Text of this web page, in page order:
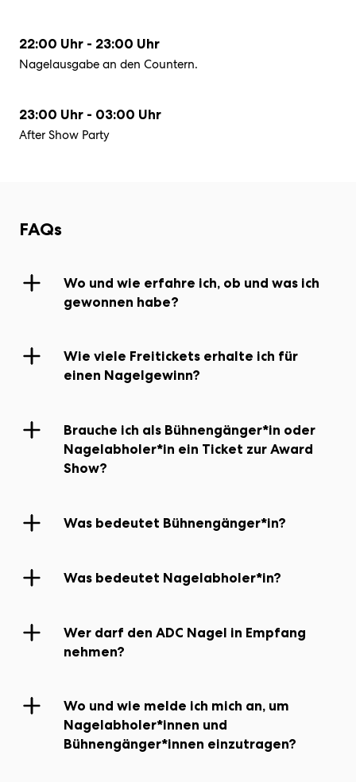
22:00 Uhr - 23:00 Uhr
Nagelausgabe an den Countern.
23:00 Uhr - 03:00 Uhr
After Show Party
FAQs
Wo und wie erfahre ich, ob und was ich
gewonnen habe?
Wie viele Freitickets erhalte ich für
einen Nagelgewinn?
ein Freiticket
Award
Show Tag
Teilnahmeplattform
Brauche ich als Bühnengänger*in oder
Nagelabholer*in ein Ticket zur Award
Show?
Was bedeutet Bühnengänger*in?
Was bedeutet Nagelabholer*in?
Wer darf den ADC Nagel in Empfang
nehmen?
Wo und wie melde ich mich an, um
Nagelabholer*innen und
Bühnengänger*innen einzutragen?